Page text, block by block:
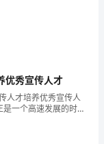
优秀宣传人才
人才培养优秀宣传人
一个高速发展的时
传不再只是传统媒体
使得宣传途径多样